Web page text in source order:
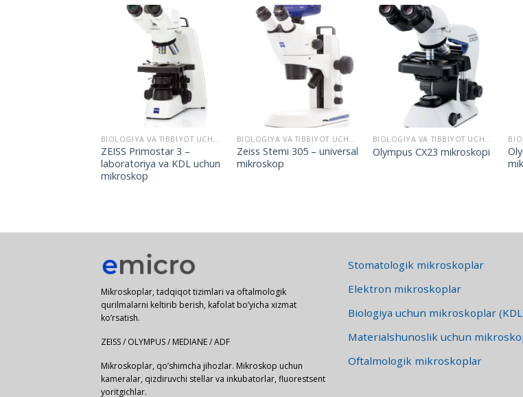
ZEISS Primostar 3 –
laboratoriya va KDL uchun
mikroskop
Zeiss Stemi 305 – universal
mikroskop
Olympus CX23 mikroskopi
Mikroskoplar, tadqiqot tizimlari va oftalmologik
qurilmalarni keltirib berish, kafolat bo’yicha xizmat
ko’rsatish.
ZEISS / OLYMPUS / MEDIANE / ADF
Mikroskoplar, qo’shimcha jihozlar. Mikroskop uchun
kameralar, qizdiruvchi stellar va inkubatorlar, fluorestsent
yoritgichlar.
Stomatologik mikroskoplar
Elektron mikroskoplar
Biologiya uchun mikroskoplar
Materialshunoslik uchun
Oftalmologik mikroskoplar